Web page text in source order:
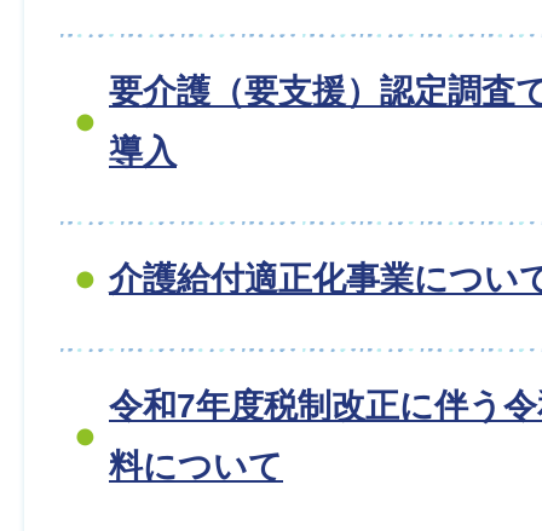
要介護（要支援）認定調査
導入
介護給付適正化事業につい
令和7年度税制改正に伴う
料について